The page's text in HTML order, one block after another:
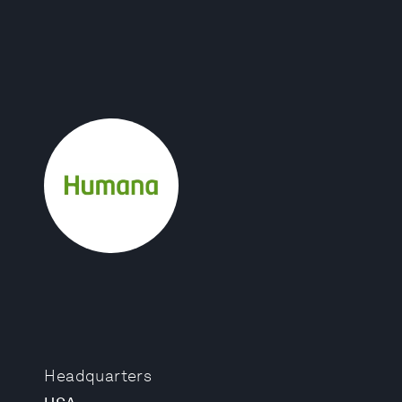
Headquarters